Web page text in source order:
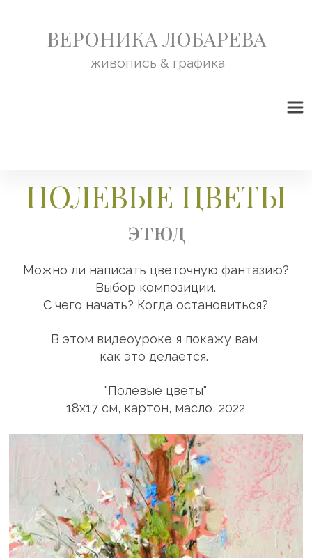
ВЕРОНИКА ЛОБАРЕВА
живопись & графика
ПОЛЕВЫЕ ЦВЕТЫ
этюд
Можно ли написать цветочную фантазию?
Выбор композиции.
С чего начать? Когда остановиться?
В этом видеоуроке я покажу вам
как это делается.
"Полевые цветы"
18х17 см, картон, масло, 2022